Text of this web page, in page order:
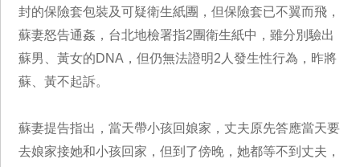
封的保險套包裝及可疑衛生紙團，但保險套已不翼而飛，
蘇妻怒告通姦，台北地檢署指2團衛生紙中，雖分別驗出
蘇男、黃女的DNA，但仍無法證明2人發生性行為，昨將
蘇、黃不起訴。
蘇妻提告指出，當天帶小孩回娘家，丈夫原先答應當天要
去娘家接她和小孩回家，但到了傍晚，她都等不到丈夫，